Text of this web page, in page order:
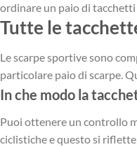
ordinare un paio di
Tutte le
Le scarpe sportive sono
particolare paio di scarpe.
In che modo la
Puoi ottenere un controllo
ciclistiche e questo si